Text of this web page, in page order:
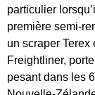
particulier
première semi-
un scraper Terex
Freightliner,
pesant dans les